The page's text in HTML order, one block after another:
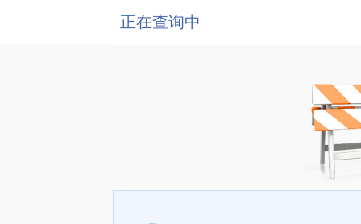
正在查询中